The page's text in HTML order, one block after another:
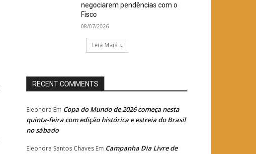
negociarem pendências com o
Fisco
08/07/2026
Leia Mais
RECENT COMMENTS
Eleonora Em Copa do Mundo de 2026 começa nesta
quinta-feira com edição histórica e estreia do Brasil
no sábado
Eleonora Santos Chaves Em Campanha Dia Livre de